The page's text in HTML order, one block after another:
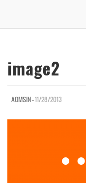
image2
AOMSIN—11/28/2013